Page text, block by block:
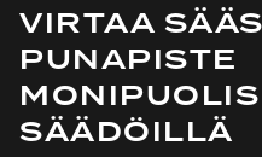
VIRTAA
PUNAPISTE
SÄÄDÖILLÄ